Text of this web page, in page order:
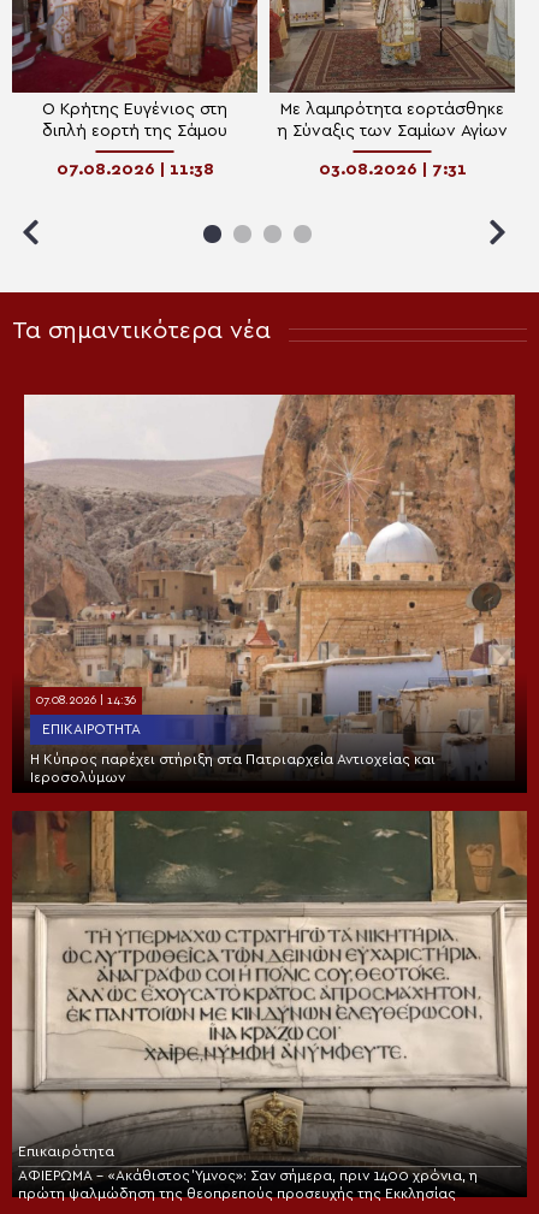
Ο Κρήτης Ευγένιος στη
διπλή εορτή της Σάμου
07.08.2026 | 11:38
Με λαμπρότητα εορτάσθηκε
η Σύναξις των Σαμίων Αγίων
03.08.2026 | 7:31
Τα σημαντικότερα νέα
07.08.2026 | 14:36
ΕΠΙΚΑΙΡΌΤΗΤΑ
Η Κύπρος παρέχει στήριξη στα Πατριαρχεία Αντιοχείας και
Ιεροσολύμων
Επικαιρότητα
ΑΦΙΕΡΩΜΑ – «Ακάθιστος Ύμνος»: Σαν σήμερα, πριν 1400 χρόνια, η
πρώτη ψαλμώδηση της θεοπρεπούς προσευχής της Εκκλησίας